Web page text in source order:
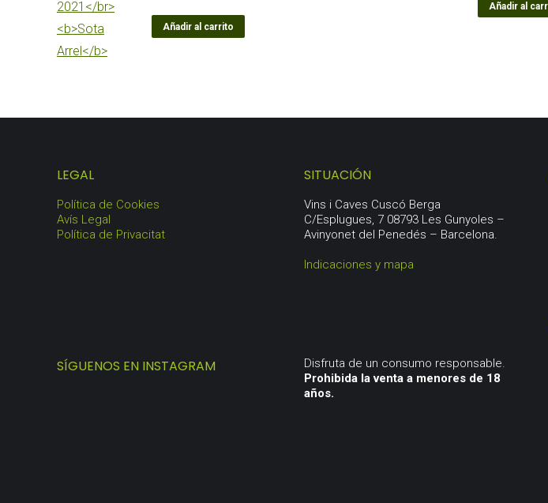
Añadir al carrito
Añadir al
LEGAL
Política de Cookies
Avís Legal
Política de Privacitat
SITUACIÓN
Vins i Caves Cuscó Berga
C/Esplugues, 7 08793 Les Gunyoles –
Avinyonet del Penedés – Barcelona.
Indicaciones y mapa
SÍGUENOS EN INSTAGRAM
Disfruta de un consumo responsable.
Prohibida la venta a menores de 18
años.